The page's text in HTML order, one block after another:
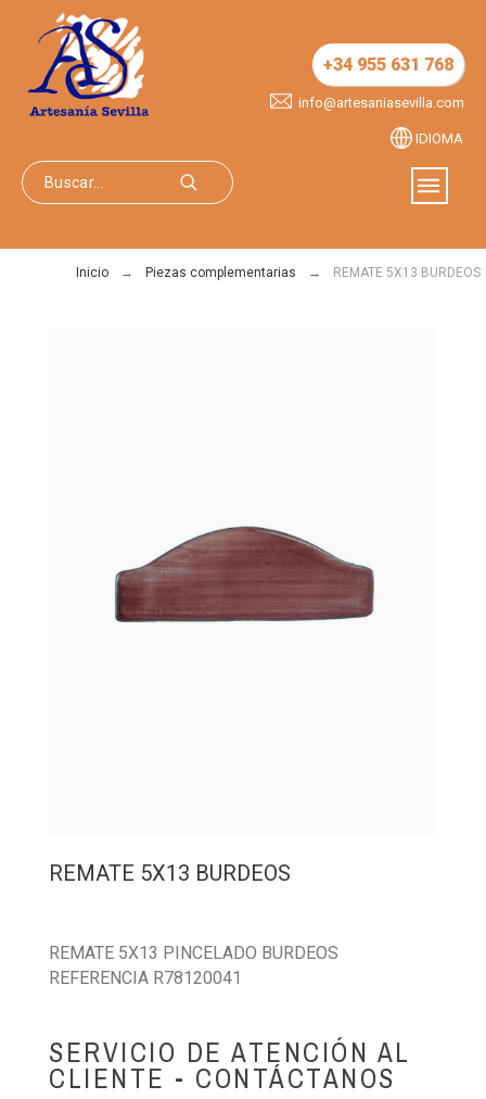
+34 955 631 768
info@artesaniasevilla.com
IDIOMA
Inicio Piezas complementarias REMATE 5X13 BURDEOS
REMATE 5X13 BURDEOS
REMATE 5X13 PINCELADO BURDEOS
REFERENCIA R78120041
SERVICIO DE ATENCIÓN AL
CLIENTE - CONTÁCTANOS